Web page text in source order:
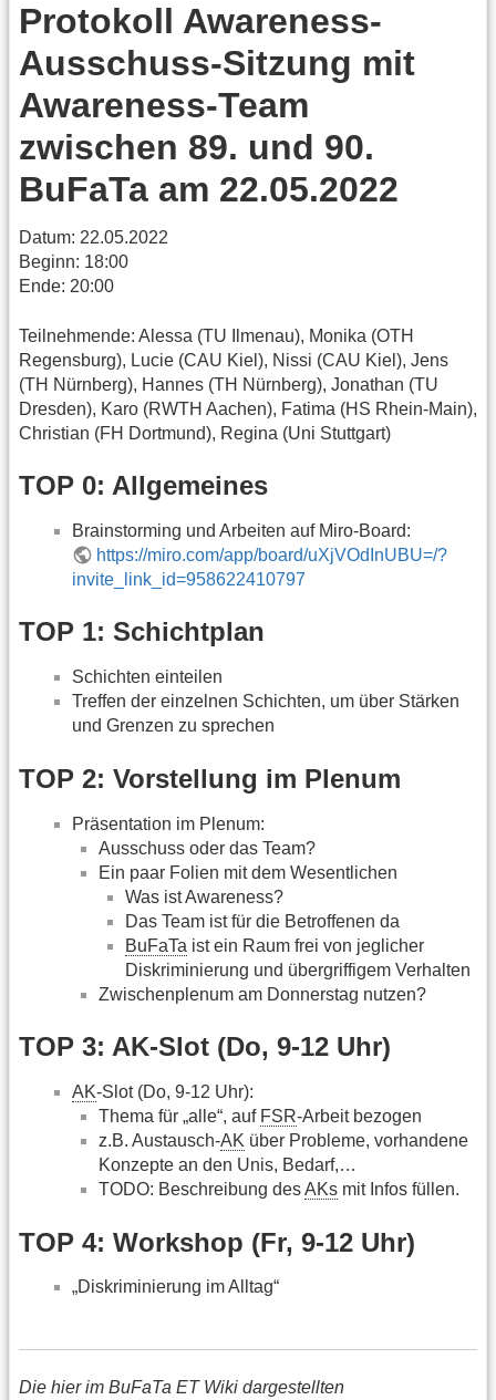
Protokoll Awareness-
Ausschuss-Sitzung mit
Awareness-Team
zwischen 89. und 90.
BuFaTa am 22.05.2022
Datum: 22.05.2022
Beginn: 18:00
Ende: 20:00
Teilnehmende: Alessa (TU Ilmenau), Monika (OTH
Regensburg), Lucie (CAU Kiel), Nissi (CAU Kiel), Jens
(TH Nürnberg), Hannes (TH Nürnberg), Jonathan (TU
Dresden), Karo (RWTH Aachen), Fatima (HS Rhein-Main),
Christian (FH Dortmund), Regina (Uni Stuttgart)
TOP 0: Allgemeines
Brainstorming und Arbeiten auf Miro-Board:
https://miro.com/app/board/uXjVOdInUBU=/?
invite_link_id=958622410797
TOP 1: Schichtplan
Schichten einteilen
Treffen der einzelnen Schichten, um über Stärken
und Grenzen zu sprechen
TOP 2: Vorstellung im Plenum
Präsentation im Plenum:
Ausschuss oder das Team?
Ein paar Folien mit dem Wesentlichen
Was ist Awareness?
Das Team ist für die Betroffenen da
BuFaTa ist ein Raum frei von jeglicher
Diskriminierung und übergriffigem Verhalten
Zwischenplenum am Donnerstag nutzen?
TOP 3: AK-Slot (Do, 9-12 Uhr)
AK-Slot (Do, 9-12 Uhr):
Thema für „alle“, auf FSR-Arbeit bezogen
z.B. Austausch-AK über Probleme, vorhandene
Konzepte an den Unis, Bedarf,…
TODO: Beschreibung desAKs mit Infos füllen.
TOP 4: Workshop (Fr, 9-12 Uhr)
„Diskriminierung im Alltag“
Die hier im BuFaTa ET Wiki dargestellten